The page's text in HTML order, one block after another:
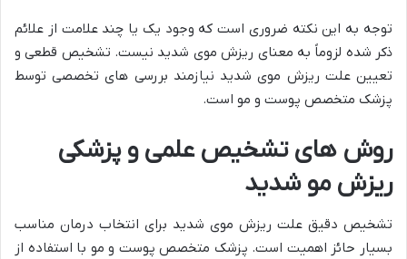
توجه به این نکته ضروری است که وجود یک یا چند علامت از علائم
ذکر شده لزوماً به معنای ریزش موی شدید نیست. تشخیص قطعی و
تعیین علت ریزش موی شدید نیازمند بررسی های تخصصی توسط
پزشک متخصص پوست و مو است.
روش های تشخیص علمی و پزشکی
ریزش مو شدید
تشخیص دقیق علت ریزش موی شدید برای انتخاب درمان مناسب
بسیار حائز اهمیت است. پزشک متخصص پوست و مو با استفاده از